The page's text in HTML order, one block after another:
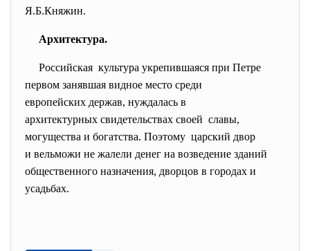
Я.Б.Княжин.
Архитектура.
Российская культура укрепившаяся при Петре
первом занявшая видное место среди
европейских держав, нуждалась в
архитектурных свидетельствах своей славы,
могущества и богатства. Поэтому царский двор
и вельможи не жалели денег на возведение зданий
общественного назначения, дворцов в городах и
усадьбах.